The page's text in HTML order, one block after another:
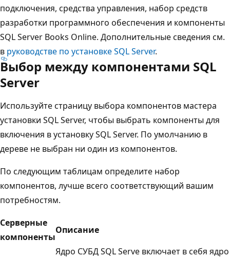
подключения, средства управления, набор средств
разработки программного обеспечения и компоненты
SQL Server Books Online. Дополнительные сведения см.
в руководстве по установке SQL Server.
Выбор между компонентами SQL
Server
Используйте страницу выбора компонентов мастера
установки SQL Server, чтобы выбрать компоненты для
включения в установку SQL Server. По умолчанию в
дереве не выбран ни один из компонентов.
По следующим таблицам определите набор
компонентов, лучше всего соответствующий вашим
потребностям.
Серверные
компоненты
Описание
Ядро СУБД SQL Serve включает в себя ядро